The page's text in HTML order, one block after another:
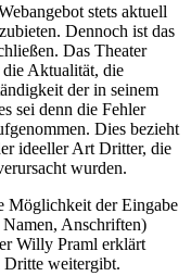
stets aktuell
Dennoch ist das
Das Theater
Aktualität, die
der in seinem
sei denn die Fehler
Dies bezieht
ideeller Art Dritter, die
wurden.
Möglichkeit der Eingabe
Anschriften)
Willy Praml erklärt
Dritte weitergibt.